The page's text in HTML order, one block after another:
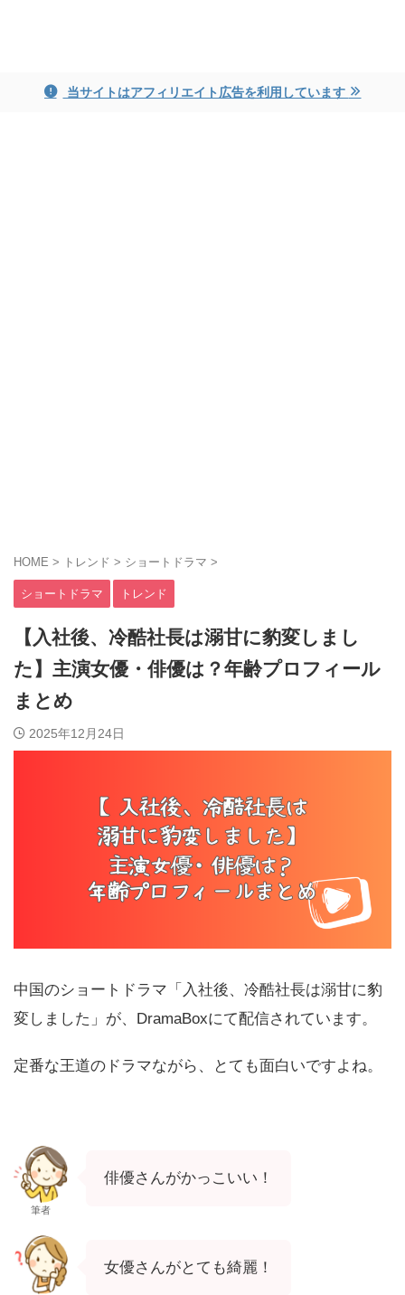
当サイトはアフィリエイト広告を利用しています
HOME > トレンド > ショートドラマ >
ショートドラマ トレンド
【入社後、冷酷社長は溺甘に豹変しまし
た】主演女優・俳優は？年齢プロフィール
まとめ
2025年12月24日
中国のショートドラマ「入社後、冷酷社長は溺甘に豹
変しました」が、DramaBoxにて配信されています。
定番な王道のドラマながら、とても面白いですよね。
筆者
俳優さんがかっこいい！
女優さんがとても綺麗！